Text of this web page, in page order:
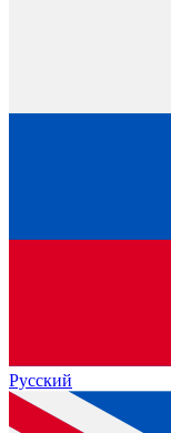
Русский